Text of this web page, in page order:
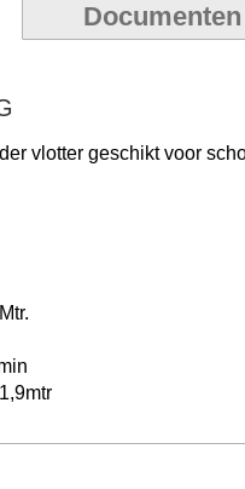
Documenten
vlotter geschikt voor